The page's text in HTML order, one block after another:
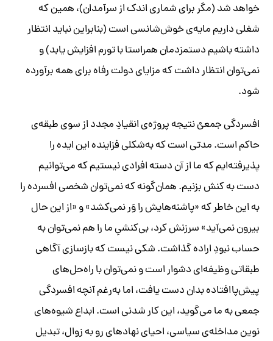
خواهد شد (مگر برای شماری اندک از سرآمدان)، همین که
شغلی داریم مایه‌ی خوش‌شانسی است (بنابراین نباید انتظار
داشته باشیم دستمزدمان همراستا با تورم افزایش یابد) و
نمی‌توان انتظار داشت که مزایای دولت رفاه برای همه برآورده
شود.
افسردگی جمعیْ نتیجه‌ پروژه‌ی انقیادِ مجدد از سوی طبقه‌ی
‌حاکم است. مدتی است که به‌شکلی فزاینده این ایده را
پذیرفته‌ایم که ما از آن دسته افرادی نیستیم که می‌توانیم
دست به کنش بزنیم. همان‌گونه که نمی‌توان شخصی افسرده را
به این خاطر که «پاشنه‌هایش را وَر نمی‌کشد» و «از این حال
بیرون نمی‌آید» سرزنش کرد، بی‌کنشیِ ما را هم نمی‌توان به
حساب نبودِ اراده گذاشت. شکی نیست که بازسازی آگاهی
طبقاتی وظیفه‌ای دشوار است و نمی‌توان با راه‌حل‌های
پیش‌پاافتاده بدان دست یافت، اما به‌رغم آنچه افسردگی
جمعی به ما می‌گوید، این کار شدنی است. ابداع شیوه‌های
نوین مداخله‌ی سیاسی، احیای نهادهای رو به زوال، تبدیل